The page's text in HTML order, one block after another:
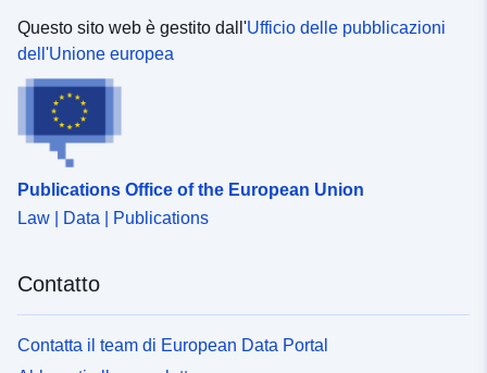
Questo sito web è gestito dall'Ufficio delle pubblicazioni
dell'Unione europea
Publications Office of the European Union
Law | Data | Publications
Contatto
Contatta il team di European Data Portal